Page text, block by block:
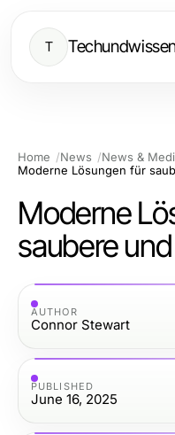
T
Home News
News &
Moderne
saubere
AUTHOR
Connor Stewart
PUBLISHED
June 16, 2025